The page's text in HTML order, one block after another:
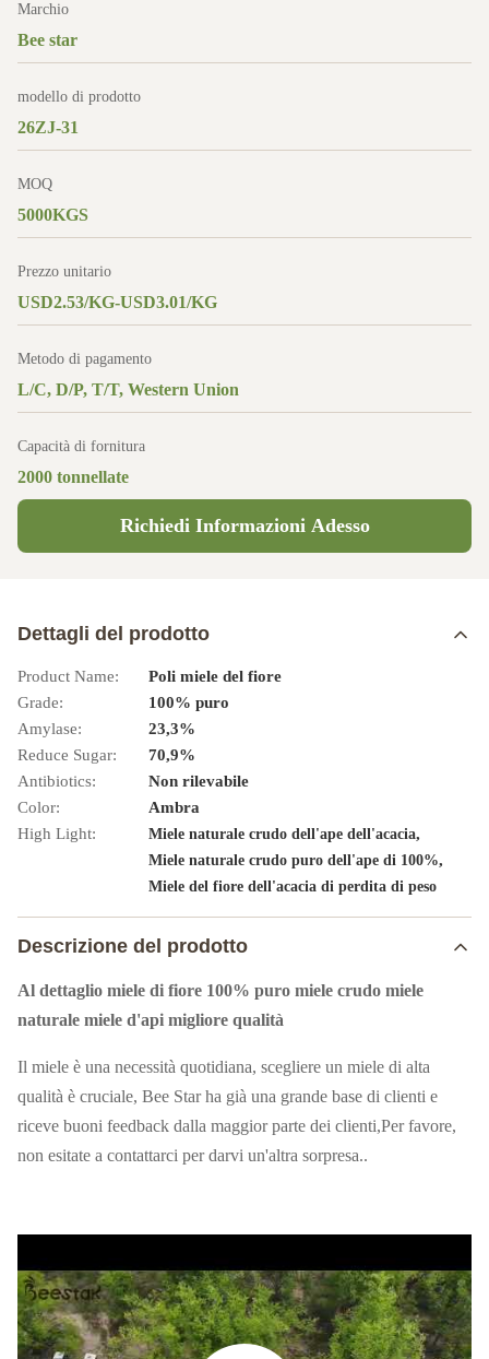
Marchio
Bee star
modello di prodotto
26ZJ-31
MOQ
5000KGS
Prezzo unitario
USD2.53/KG-USD3.01/KG
Metodo di pagamento
L/C, D/P, T/T, Western Union
Capacità di fornitura
2000 tonnellate
Richiedi Informazioni Adesso
Dettagli del prodotto
Product Name:
Poli miele del fiore
Grade:
100% puro
Amylase:
23,3%
Reduce Sugar:
70,9%
Antibiotics:
Non rilevabile
Color:
Ambra
High Light:
Miele naturale crudo dell'ape dell'acacia,
Miele naturale crudo puro dell'ape di 100%,
Miele del fiore dell'acacia di perdita di peso
Descrizione del prodotto
Al dettaglio miele di fiore 100% puro miele crudo miele
naturale miele d'api migliore qualità
Il miele è una necessità quotidiana, scegliere un miele di alta
qualità è cruciale, Bee Star ha già una grande base di clienti e
riceve buoni feedback dalla maggior parte dei clienti,Per favore,
non esitate a contattarci per darvi un'altra sorpresa..